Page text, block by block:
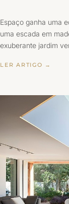
Espaço ganha uma
uma escada em
exuberante jardim
LER ARTIGO →